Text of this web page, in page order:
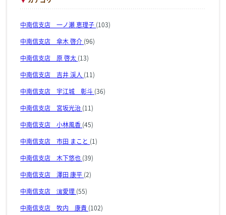
中南信支店 一ノ瀬 恵理子 (103)
中南信支店 傘木 啓介 (96)
中南信支店 原 啓太 (13)
中南信支店 吉井 渓人 (11)
中南信支店 宇江城 彰斗 (36)
中南信支店 宮坂光治 (11)
中南信支店 小林風香 (45)
中南信支店 市田 まこと (1)
中南信支店 木下悠也 (39)
中南信支店 澤田 康平 (2)
中南信支店 濵愛理 (55)
中南信支店 牧内 康貴 (102)